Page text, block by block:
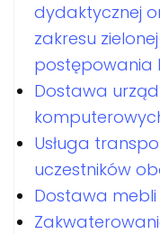
dydaktycznej
zakresu
postępowania
Dostawa
komputerowych
Usługa
uczestników
Dostawa mebli